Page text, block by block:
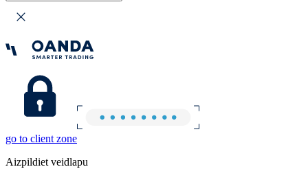
go to client zone
Aizpildiet veidlapu